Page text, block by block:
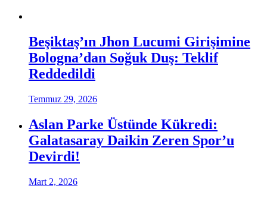
Beşiktaş’ın Jhon Lucumi Girişimine
Bologna’dan Soğuk Duş: Teklif
Reddedildi
Temmuz 29, 2026
Aslan Parke Üstünde Kükredi:
Galatasaray Daikin Zeren Spor’u
Devirdi!
Mart 2, 2026